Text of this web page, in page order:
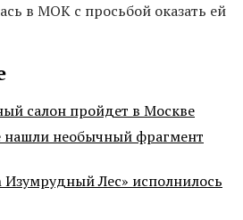
в МОК с просьбой оказать ей
салон пройдет в Москве
нашли необычный фрагмент
Изумрудный Лес» исполнилось